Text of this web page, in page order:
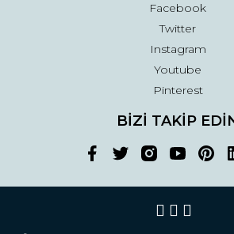
Facebook
Twitter
Instagram
Youtube
Pinterest
BİZİ TAKİP